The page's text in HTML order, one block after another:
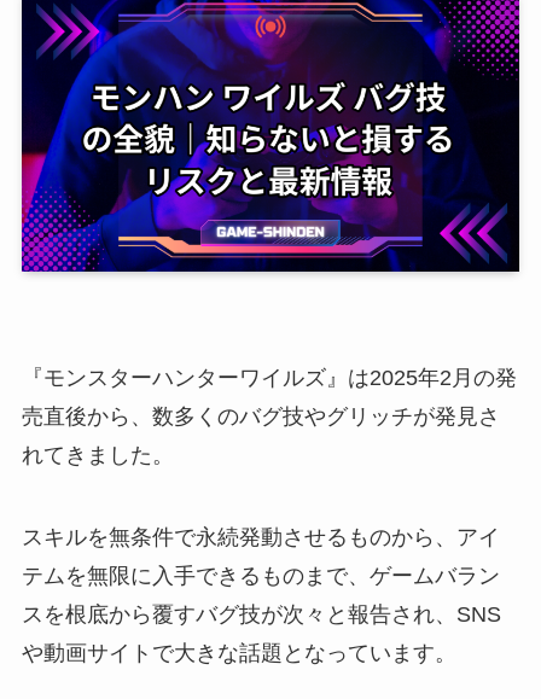
『モンスターハンターワイルズ』は2025年2月の発
売直後から、数多くのバグ技やグリッチが発見さ
れてきました。
スキルを無条件で永続発動させるものから、アイ
テムを無限に入手できるものまで、ゲームバラン
スを根底から覆すバグ技が次々と報告され、SNS
や動画サイトで大きな話題となっています。